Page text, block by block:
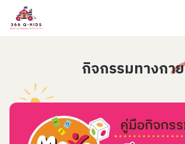
Skip to content
กิจกรรมทางกาย